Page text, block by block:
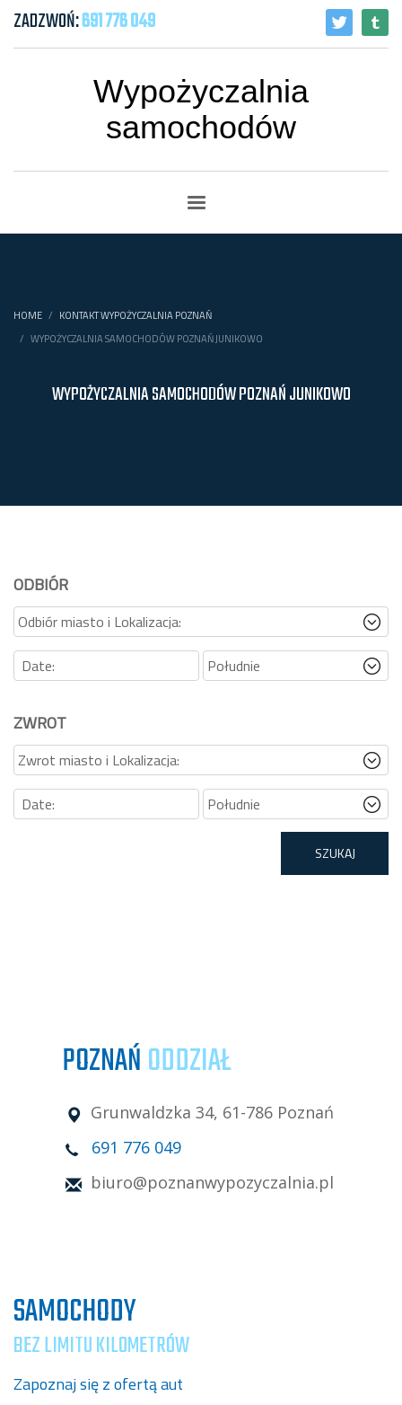
ZADZWOŃ:691 776 049
Wypożyczalnia
samochodów
HOME
KONTAKT WYPOŻYCZALNIA POZNAŃ
WYPOŻYCZALNIA SAMOCHODÓW POZNAŃ JUNIKOWO
WYPOŻYCZALNIA SAMOCHODÓW POZNAŃ JUNIKOWO
ODBIÓR
ZWROT
POZNAŃODDZIAŁ
Grunwaldzka 34, 61-786 Poznań
691 776 049
biuro@poznanwypozyczalnia.pl
SAMOCHODY
BEZ LIMITU KILOMETRÓW
Zapoznaj się z ofertą aut